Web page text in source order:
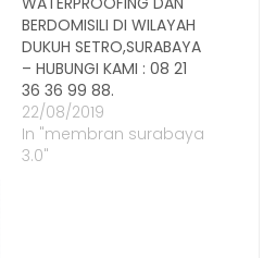
BERDOMISILI DI WILAYAH
DUKUH SETRO,SURABAYA
– HUBUNGI KAMI : 08 21
36 36 99 88.
22/08/2019
In "membran surabaya
3.0"